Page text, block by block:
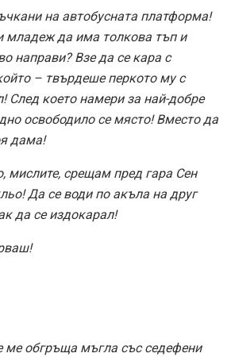
на автобусната платформа!
младеж да има толкова тъп и
направи? Взе да се кара с
– твърдеше перкото му с
След което намери за най-добре
освободило се място! Вместо да
дама!
мислите, срещам пред гара Сен
Да се води по акъла на друг
да се издокарал!
ме обгръща мъгла със седефени